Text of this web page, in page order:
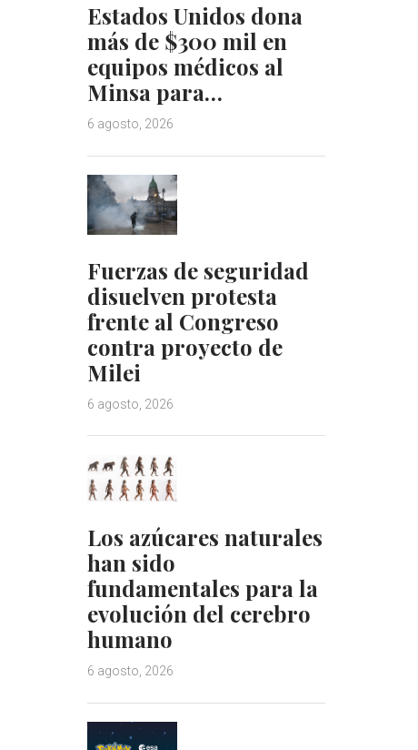
Estados Unidos dona
más de $300 mil en
equipos médicos al
Minsa para…
6 agosto, 2026
Fuerzas de seguridad
disuelven protesta
frente al Congreso
contra proyecto de
Milei
6 agosto, 2026
Los azúcares naturales
han sido
fundamentales para la
evolución del cerebro
humano
6 agosto, 2026